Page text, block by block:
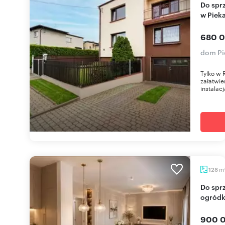
Do sprzedania dom z garażem i dużym ogrodem
w
680
dom
Tylko w
128 m
Do sprzedania dom dwulokalowy 128 m² z
900